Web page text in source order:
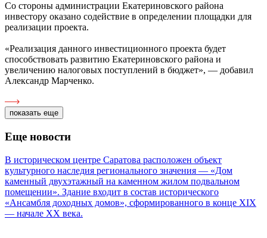
Со стороны администрации Екатериновского района
инвестору оказано содействие в определении площадки для
реализации проекта.
«Реализация данного инвестиционного проекта будет
способствовать развитию Екатериновского района и
увеличению налоговых поступлений в бюджет», — добавил
Александр Марченко.
показать еще
Еще новости
В историческом центре Саратова расположен объект
культурного наследия регионального значения — «Дом
каменный двухэтажный на каменном жилом подвальном
помещении». Здание входит в состав исторического
«Ансамбля доходных домов», сформированного в конце XIX
— начале XX века.